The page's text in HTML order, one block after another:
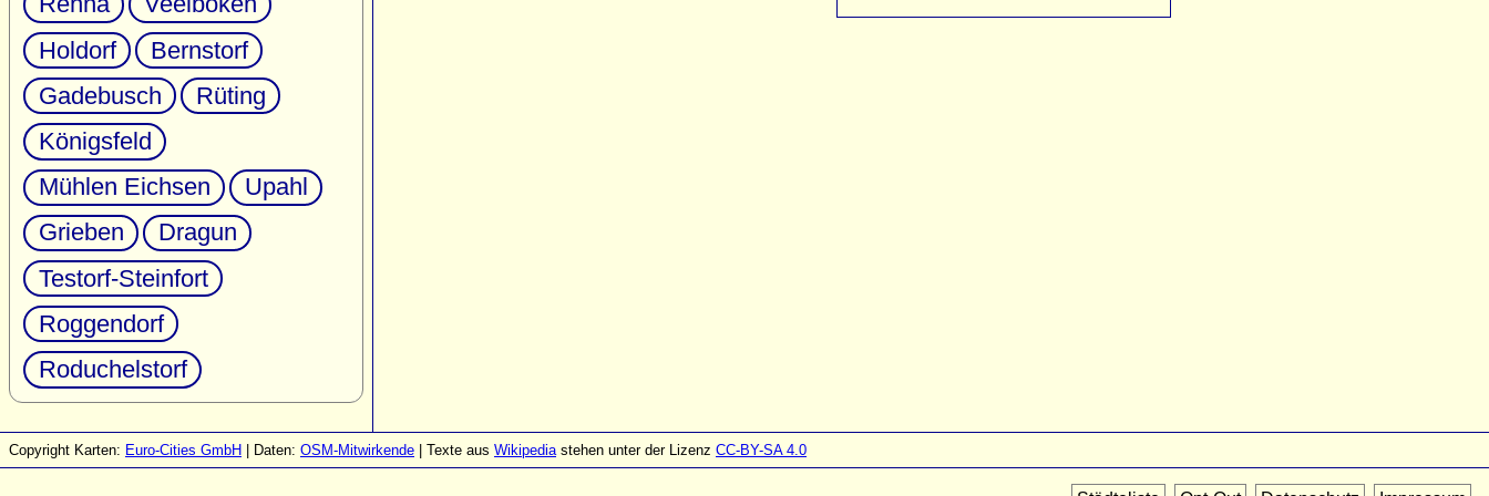
Holdorf
Bernstorf
Gadebusch
Rüting
Königsfeld
Mühlen Eichsen
Upahl
Grieben
Dragun
Testorf-Steinfort
Roggendorf
Roduchelstorf
Copyright Karten: Euro-Cities GmbH | Daten: OSM-Mitwirkende | Texte aus Wikipediastehen unter der Lizenz CC-BY-SA 4.0